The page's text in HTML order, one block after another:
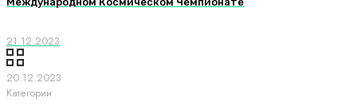
21.12.2023
20.12.2023
Категории